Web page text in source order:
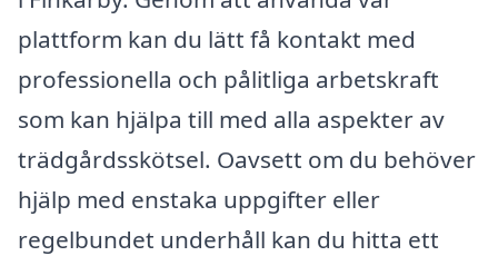
plattform kan du lätt få kontakt med
professionella och pålitliga arbetskraft
som kan hjälpa till med alla aspekter av
trädgårdsskötsel. Oavsett om du behöver
hjälp med enstaka uppgifter eller
regelbundet underhåll kan du hitta ett